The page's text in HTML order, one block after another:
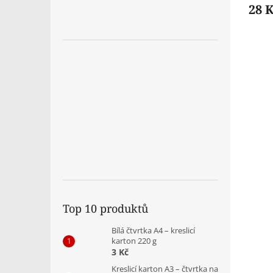
Top 10 produktů
Bílá čtvrtka A4 – kreslicí
karton 220 g
3 Kč
Kreslicí karton A3 – čtvrtka na
28